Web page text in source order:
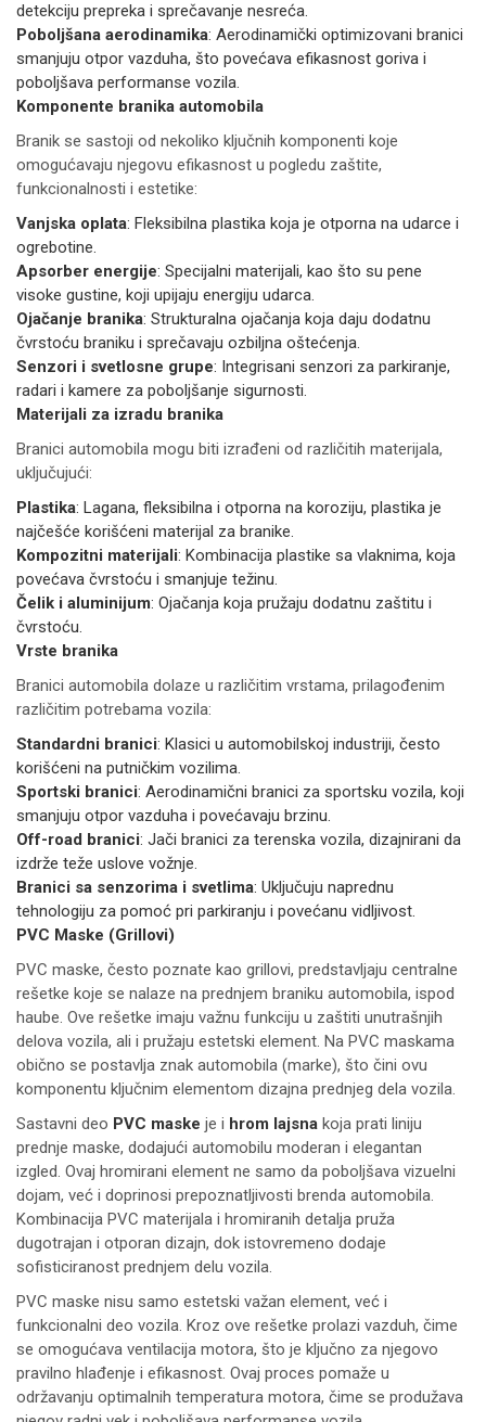
detekciju prepreka i sprečavanje nesreća.
Poboljšana aerodinamika: Aerodinamički optimizovani branici
smanjuju otpor vazduha, što povećava efikasnost goriva i
poboljšava performanse vozila.
Komponente branika automobila
Branik se sastoji od nekoliko ključnih komponenti koje
omogućavaju njegovu efikasnost u pogledu zaštite,
funkcionalnosti i estetike:
Vanjska oplata: Fleksibilna plastika koja je otporna na udarce i
ogrebotine.
Apsorber energije: Specijalni materijali, kao što su pene
visoke gustine, koji upijaju energiju udarca.
Ojačanje branika: Strukturalna ojačanja koja daju dodatnu
čvrstoću braniku i sprečavaju ozbiljna oštećenja.
Senzori i svetlosne grupe: Integrisani senzori za parkiranje,
radari i kamere za poboljšanje sigurnosti.
Materijali za izradu branika
Branici automobila mogu biti izrađeni od različitih materijala,
uključujući:
Plastika: Lagana, fleksibilna i otporna na koroziju, plastika je
najčešće korišćeni materijal za branike.
Kompozitni materijali: Kombinacija plastike sa vlaknima, koja
povećava čvrstoću i smanjuje težinu.
Čelik i aluminijum: Ojačanja koja pružaju dodatnu zaštitu i
čvrstoću.
Vrste branika
Branici automobila dolaze u različitim vrstama, prilagođenim
različitim potrebama vozila:
Standardni branici: Klasici u automobilskoj industriji, često
korišćeni na putničkim vozilima.
Sportski branici: Aerodinamični branici za sportsku vozila, koji
smanjuju otpor vazduha i povećavaju brzinu.
Off-road branici: Jači branici za terenska vozila, dizajnirani da
izdrže teže uslove vožnje.
Branici sa senzorima i svetlima: Uključuju naprednu
tehnologiju za pomoć pri parkiranju i povećanu vidljivost.
PVC Maske (Grillovi)
PVC maske, često poznate kao grillovi, predstavljaju centralne
rešetke koje se nalaze na prednjem braniku automobila, ispod
haube. Ove rešetke imaju važnu funkciju u zaštiti unutrašnjih
delova vozila, ali i pružaju estetski element. Na PVC maskama
obično se postavlja znak automobila (marke), što čini ovu
komponentu ključnim elementom dizajna prednjeg dela vozila.
Sastavni deo PVC maske je i hrom lajsna koja prati liniju
prednje maske, dodajući automobilu moderan i elegantan
izgled. Ovaj hromirani element ne samo da poboljšava vizuelni
dojam, već i doprinosi prepoznatljivosti brenda automobila.
Kombinacija PVC materijala i hromiranih detalja pruža
dugotrajan i otporan dizajn, dok istovremeno dodaje
sofisticiranost prednjem delu vozila.
PVC maske nisu samo estetski važan element, već i
funkcionalni deo vozila. Kroz ove rešetke prolazi vazduh, čime
se omogućava ventilacija motora, što je ključno za njegovo
pravilno hlađenje i efikasnost. Ovaj proces pomaže u
održavanju optimalnih temperatura motora, čime se produžava